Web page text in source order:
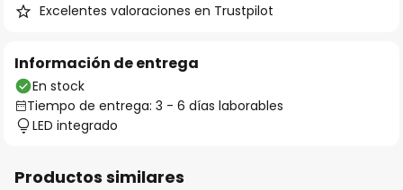
Excelentes valoraciones en Trustpilot
Información de entrega
En stock
Tiempo de entrega: 3 - 6 días laborables
LED integrado
Productos similares